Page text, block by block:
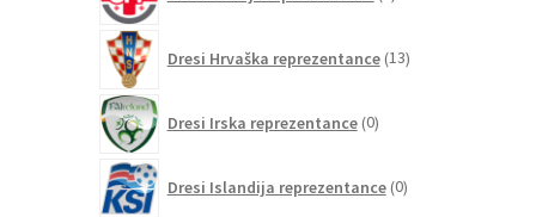
Dresi Hrvaška reprezentance 13izdelkov
Dresi Irska reprezentance 0izdelkov
Dresi Islandija reprezentance 0izdelkov